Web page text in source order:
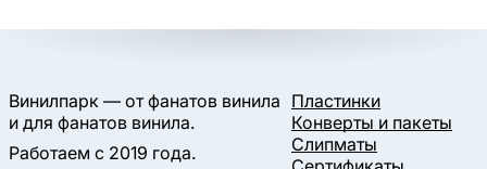
Винилпарк — от фанатов винила
и для фанатов винила.
Работаем с 2019 года.
Пластинки
Конверты и пакеты
Слипматы